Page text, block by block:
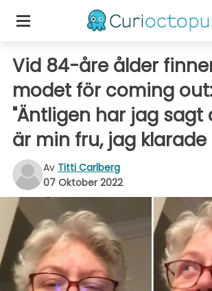
Vid 84-åre ålder
modet för coming out:
"Äntligen har jag sagt
är min fru, jag klarade
Av Titti Carlberg
07 Oktober 2022